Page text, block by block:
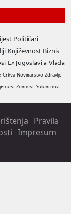
Političari
Književnost Biznis
Ex Jugoslavija Vlada
Crkva Novinarstvo Zdravlje
Znanost Solidarnost
Pravila
Impresum